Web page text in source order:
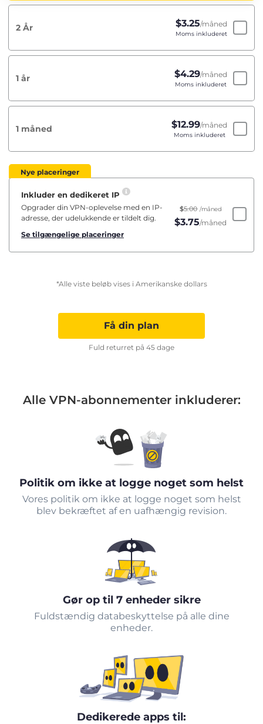
2 År $3.25/måned
Moms inkluderet
1 år $4.29/måned
Moms inkluderet
1 måned $12.99/måned
Moms inkluderet
Nye placeringer
Inkluder en dedikeret IP
Opgrader din VPN-oplevelse med en IP-
adresse, der udelukkende er tildelt dig.
Se tilgængelige placeringer
$5.00 /måned
$3.75/måned
*Alle viste beløb vises i Amerikanske dollars
Få din plan
Fuld returret på 45 dage
Alle VPN-abonnementer inkluderer:
Politik om ikke at logge noget som helst
Vores politik om ikke at logge noget som helst
blev bekræftet af en uafhængig revision.
Gør op til 7 enheder sikre
Fuldstændig databeskyttelse på alle dine
enheder.
Dedikerede apps til: